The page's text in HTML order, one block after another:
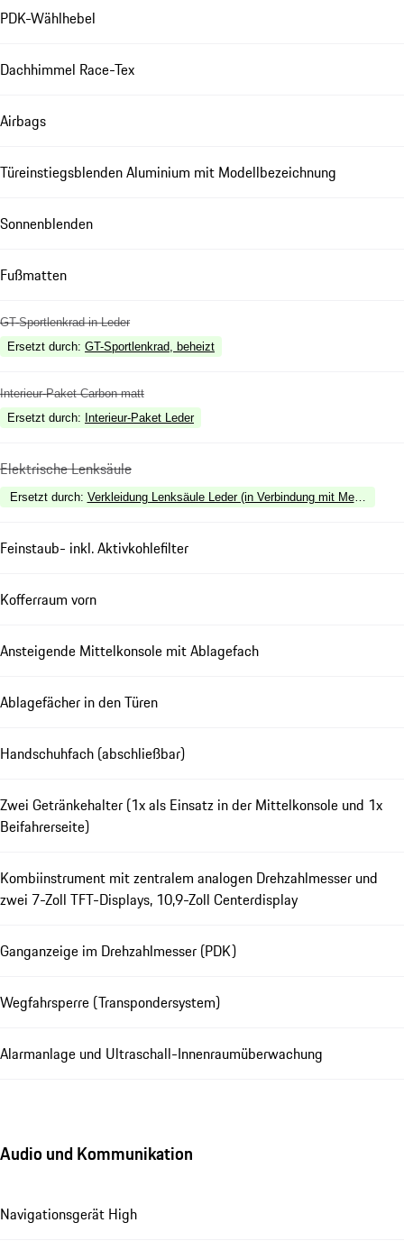
PDK-Wählhebel
Dachhimmel Race-Tex
Airbags
Türeinstiegsblenden Aluminium mit Modellbezeichnung
Sonnenblenden
Fußmatten
GT-Sportlenkrad in Leder
Ersetzt durch: GT-Sportlenkrad, beheizt
Interieur-Paket Carbon matt
Ersetzt durch: Interieur-Paket Leder
Elektrische Lenksäule
Ersetzt durch: Verkleidung Lenksäule Leder (in Verbindung mit Memory-
Feinstaub- inkl. Aktivkohlefilter
Kofferraum vorn
Ansteigende Mittelkonsole mit Ablagefach
Ablagefächer in den Türen
Handschuhfach (abschließbar)
Zwei Getränkehalter (1x als Einsatz in der Mittelkonsole und 1x
Beifahrerseite)
Kombiinstrument mit zentralem analogen Drehzahlmesser und
zwei 7-Zoll TFT-Displays, 10,9-Zoll Centerdisplay
Ganganzeige im Drehzahlmesser (PDK)
Wegfahrsperre (Transpondersystem)
Alarmanlage und Ultraschall-Innenraumüberwachung
Audio und Kommunikation
Navigationsgerät High